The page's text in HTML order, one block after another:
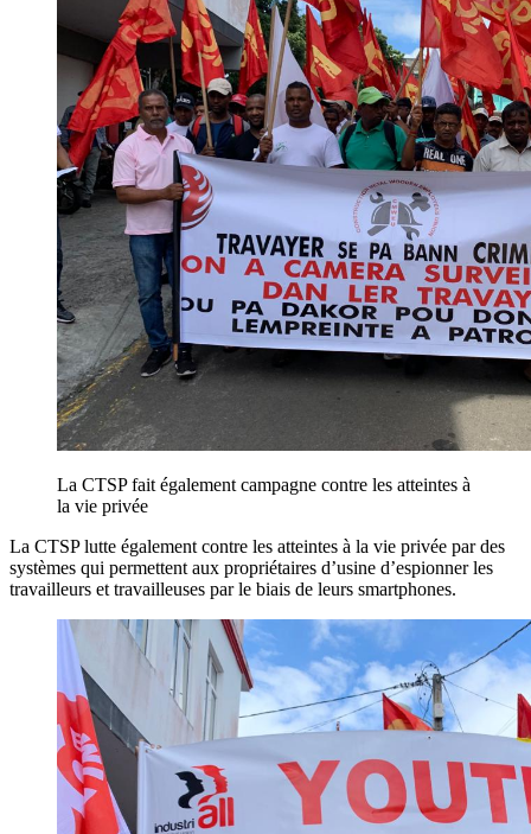
La CTSP fait également campagne contre les atteintes à
la vie privée
La CTSP lutte également contre les atteintes à la vie privée par des
systèmes qui permettent aux propriétaires d’usine d’espionner les
travailleurs et travailleuses par le biais de leurs smartphones.